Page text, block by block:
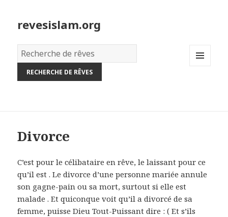
revesislam.org
Dictionnaire
des
rêves:
Divorce
C’est pour le célibataire en rêve, le laissant pour ce
qu’il est . Le divorce d’une personne mariée annule
son gagne-pain ou sa mort, surtout si elle est
malade . Et quiconque voit qu’il a divorcé de sa
femme, puisse Dieu Tout-Puissant dire : ( Et s’ils